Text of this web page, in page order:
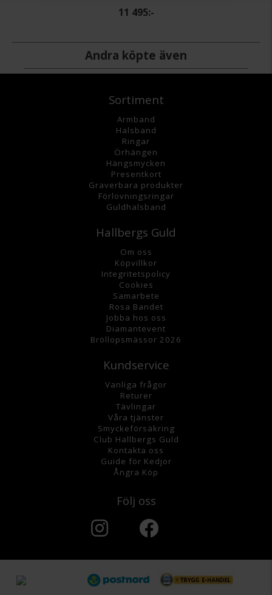
11 495:-
Andra köpte även
Sortiment
Armband
Halsband
Ringar
Örhängen
Hängsmycken
Presentkort
Graverbara produkter
Förlovningsringar
Guldhalsband
Hallbergs Guld
Om oss
Köpvillkor
Integritetspolicy
Cookies
Samarbete
Rosa Bandet
Jobba hos oss
Diamantevent
Bröllopsmässor 2026
Kundservice
Vanliga frågor
Returer
Tävlingar
Våra tjänster
Smyckeförsäkring
Club Hallbergs Guld
Kontakta oss
Guide för Kedjor
Ångra Köp
Följ oss